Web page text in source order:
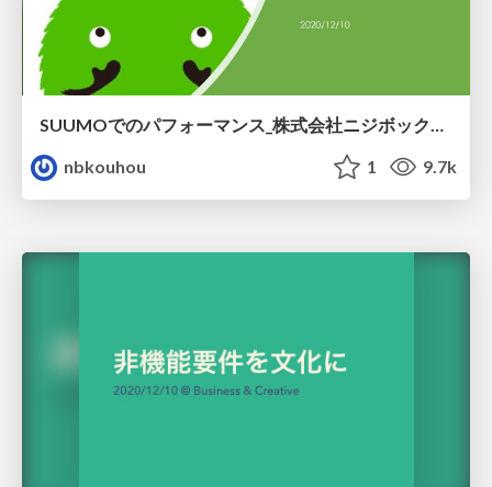
SUUMOでのパフォーマンス_株式会社ニジボックス Satoshi Arai
nbkouhou
1 9.7k